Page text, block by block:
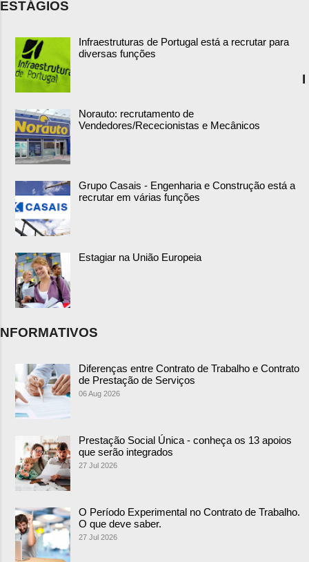
ESTÁGIOS
Infraestruturas de Portugal está a recrutar para
diversas funções
Norauto: recrutamento de
Vendedores/Rececionistas e Mecânicos
Grupo Casais - Engenharia e Construção está a
recrutar em várias funções
Estagiar na União Europeia
I
NFORMATIVOS
Diferenças entre Contrato de Trabalho e Contrato
de Prestação de Serviços
06 Aug 2026
Prestação Social Única - conheça os 13 apoios
que serão integrados
27 Jul 2026
O Período Experimental no Contrato de Trabalho.
O que deve saber.
27 Jul 2026